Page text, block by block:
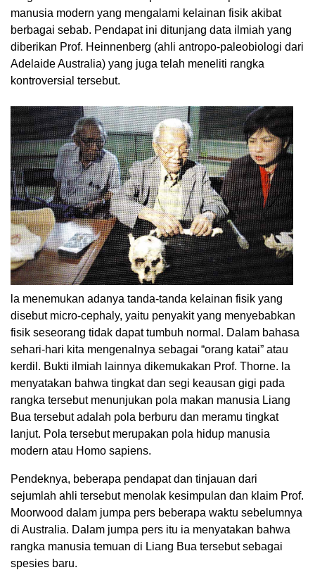
manusia modern yang mengalami kelainan fisik akibat
berbagai sebab. Pendapat ini ditunjang data ilmiah yang
diberikan Prof. Heinnenberg (ahli antropo-paleobiologi dari
Adelaide Australia) yang juga telah meneliti rangka
kontroversial tersebut.
la menemukan adanya tanda-tanda kelainan fisik yang
disebut micro-cephaly, yaitu penyakit yang menyebabkan
fisik seseorang tidak dapat tumbuh normal. Dalam bahasa
sehari-hari kita mengenalnya sebagai “orang katai” atau
kerdil. Bukti ilmiah lainnya dikemukakan Prof. Thorne. la
menyatakan bahwa tingkat dan segi keausan gigi pada
rangka tersebut menunjukan pola makan manusia Liang
Bua tersebut adalah pola berburu dan meramu tingkat
lanjut. Pola tersebut merupakan pola hidup manusia
modern atau Homo sapiens.
Pendeknya, beberapa pendapat dan tinjauan dari
sejumlah ahli tersebut menolak kesimpulan dan klaim Prof.
Moorwood dalam jumpa pers beberapa waktu sebelumnya
di Australia. Dalam jumpa pers itu ia menyatakan bahwa
rangka manusia temuan di Liang Bua tersebut sebagai
spesies baru.